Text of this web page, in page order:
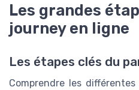
Les grandes
journey en ligne
Les étapes clés du
Comprendre les